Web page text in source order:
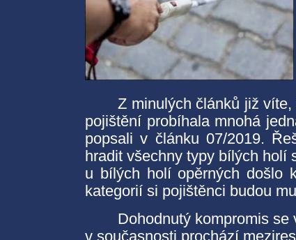
Z minulých článků již
pojištění probíhala mnohá
popsali v článku 07/2019.
hradit všechny typy bílých holí
u bílých holí opěrných došlo
kategorií si pojištěnci budou
Dohodnutý kompromis
v současnosti prochází